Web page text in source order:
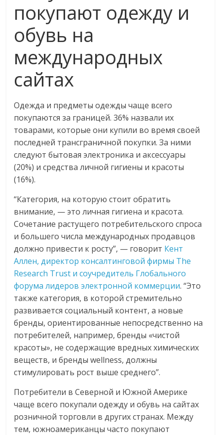
покупают одежду и
обувь на
международных
сайтах
Одежда и предметы одежды чаще всего
покупаются за границей. 36% назвали их
товарами, которые они купили во время своей
последней трансграничной покупки. За ними
следуют бытовая электроника и аксессуары
(20%) и средства личной гигиены и красоты
(16%).
“Категория, на которую стоит обратить
внимание, — это личная гигиена и красота.
Сочетание растущего потребительского спроса
и большего числа международных продавцов
должно привести к росту”, — говорит Кент
Аллен, директор консалтинговой фирмы The
Research Trust и соучредитель Глобального
форума лидеров электронной коммерции. “Это
также категория, в которой стремительно
развивается социальный контент, а новые
бренды, ориентированные непосредственно на
потребителей, например, бренды «чистой
красоты», не содержащие вредных химических
веществ, и бренды wellness, должны
стимулировать рост выше среднего”.
Потребители в Северной и Южной Америке
чаще всего покупали одежду и обувь на сайтах
розничной торговли в других странах. Между
тем, южноамериканцы часто покупают